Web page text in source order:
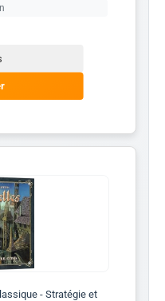
- Stratégie et